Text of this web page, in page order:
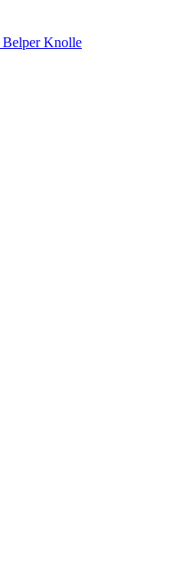
Belper Knolle